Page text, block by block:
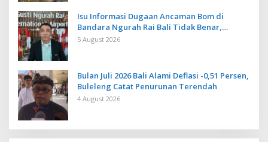
Isu Informasi Dugaan Ancaman Bom di
Bandara Ngurah Rai Bali Tidak Benar,
Operasional Penerbangan Lancar
5 August 2026
Bulan Juli 2026 Bali Alami Deflasi -0,51 Persen,
Buleleng Catat Penurunan Terendah
4 August 2026